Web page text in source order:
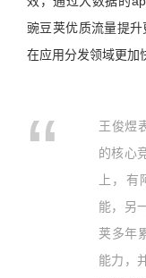
豌豆荚优质流量提
在应用分发领域更加
王俊煜
的核心
上，
能，另
荚多年
能力，